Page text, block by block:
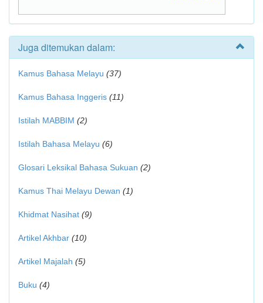
Juga ditemukan dalam:
Kamus Bahasa Melayu (37)
Kamus Bahasa Inggeris (11)
Istilah MABBIM (2)
Istilah Bahasa Melayu (6)
Glosari Leksikal Bahasa Sukuan (2)
Kamus Thai Melayu Dewan (1)
Khidmat Nasihat (9)
Artikel Akhbar (10)
Artikel Majalah (5)
Buku (4)